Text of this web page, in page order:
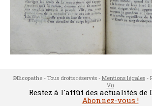
©Dicopathe - Tous droits réservés - Mentions légales-
Vu
Restez à l'affût des actualités de
Abonnez-vous !